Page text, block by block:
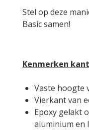
Stel op deze
Basic samen!
Kenmerken
Vaste hoogte
Vierkant van
Epoxy gelakt
aluminium en